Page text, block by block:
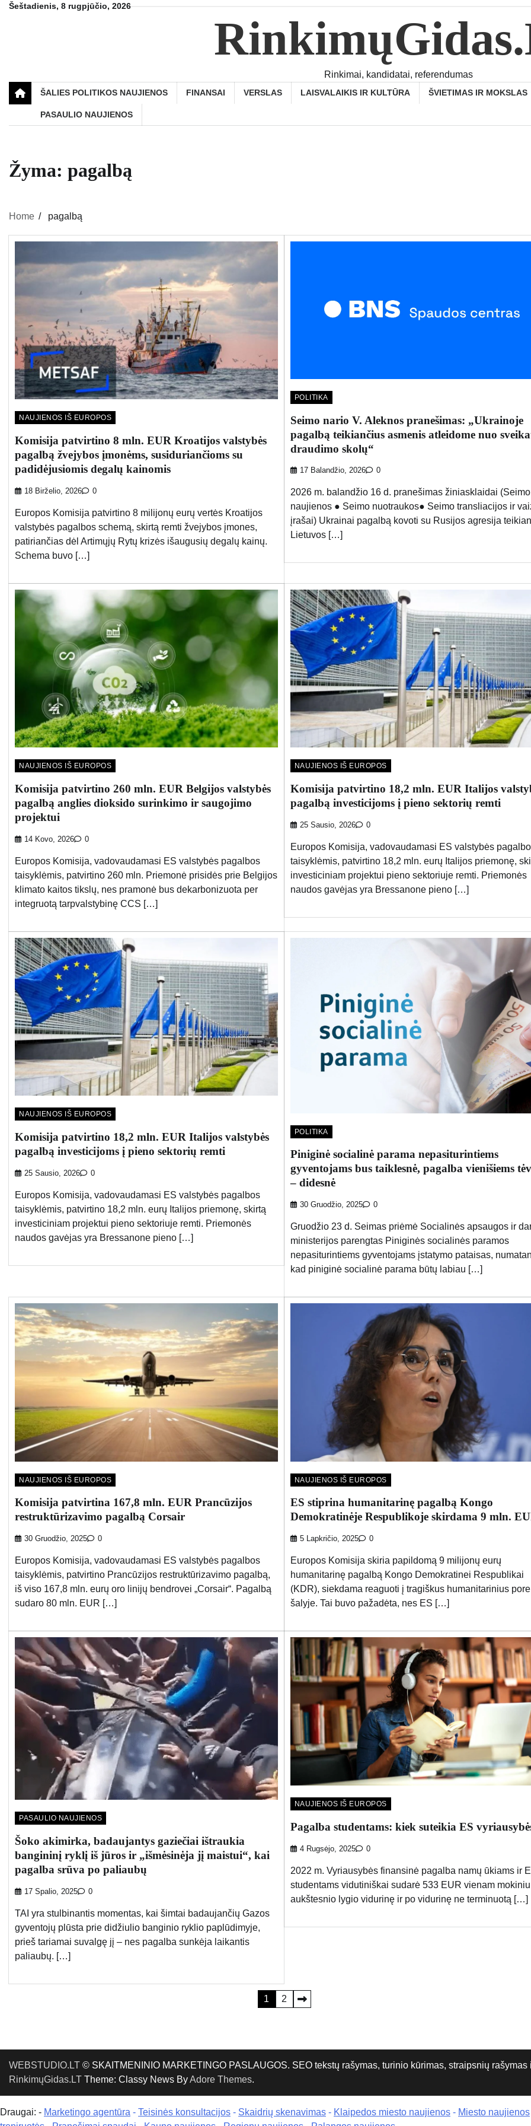
SkipŠeštadienis, 8 rugpjūčio, 2026
Rinkimai, kandidatai, referendumas
ŠALIES POLITIKOS NAUJIENOS FINANSAI VERSLAS LAISVALAIKIS IR KULTŪRA ŠVIETIMAS IR MOKSLAS
PASAULIO NAUJIENOS
Žyma: pagalbą
Home pagalbą
NAUJIENOS IŠ EUROPOS
Komisija patvirtino 8 mln. EUR Kroatijos valstybės
pagalbą žvejybos įmonėms, susiduriančioms su
padidėjusiomis degalų kainomis
18 Birželio, 2026 0
Europos Komisija patvirtino 8 milijonų eurų vertės Kroatijos
valstybės pagalbos schemą, skirtą remti žvejybos įmones,
patiriančias dėl Artimųjų Rytų krizės išaugusių degalų kainų.
Schema buvo […]
POLITIKA
Seimo nario V. Aleknos pranešimas: „Ukrainoje
pagalbą teikiančius asmenis atleidome nuo
draudimo skolų“
17 Balandžio, 2026 0
2026 m. balandžio 16 d. pranešimas žiniasklaidai (Seimo
naujienos ● Seimo nuotraukos● Seimo transliacijos ir
įrašai) Ukrainai pagalbą kovoti su Rusijos agresija
Lietuvos […]
NAUJIENOS IŠ EUROPOS
Komisija patvirtino 260 mln. EUR Belgijos valstybės
pagalbą anglies dioksido surinkimo ir saugojimo
projektui
14 Kovo, 2026 0
Europos Komisija, vadovaudamasi ES valstybės pagalbos
taisyklėmis, patvirtino 260 mln. Priemonė prisidės prie Belgijos
klimato kaitos tikslų, nes pramonė bus dekarbonizuota per
integruotą tarpvalstybinę CCS […]
NAUJIENOS IŠ EUROPOS
Komisija patvirtino 18,2 mln. EUR Italijos
pagalbą investicijoms į pieno sektorių remti
25 Sausio, 2026 0
Europos Komisija, vadovaudamasi ES valstybės
taisyklėmis, patvirtino 18,2 mln. eurų Italijos priemonę,
investiciniam projektui pieno sektoriuje remti. Priemonės
naudos gavėjas yra Bressanone pieno […]
NAUJIENOS IŠ EUROPOS
Komisija patvirtino 18,2 mln. EUR Italijos valstybės
pagalbą investicijoms į pieno sektorių remti
25 Sausio, 2026 0
Europos Komisija, vadovaudamasi ES valstybės pagalbos
taisyklėmis, patvirtino 18,2 mln. eurų Italijos priemonę, skirtą
investiciniam projektui pieno sektoriuje remti. Priemonės
naudos gavėjas yra Bressanone pieno […]
POLITIKA
Piniginė socialinė parama nepasiturintiems
gyventojams bus taiklesnė, pagalba vienišiems
– didesnė
30 Gruodžio, 2025 0
Gruodžio 23 d. Seimas priėmė Socialinės apsaugos ir
ministerijos parengtas Piniginės socialinės paramos
nepasiturintiems gyventojams įstatymo pataisas,
kad piniginė socialinė parama būtų labiau […]
NAUJIENOS IŠ EUROPOS
Komisija patvirtina 167,8 mln. EUR Prancūzijos
restruktūrizavimo pagalbą Corsair
30 Gruodžio, 2025 0
Europos Komisija, vadovaudamasi ES valstybės pagalbos
taisyklėmis, patvirtino Prancūzijos restruktūrizavimo pagalbą,
iš viso 167,8 mln. eurų oro linijų bendrovei „Corsair“. Pagalbą
sudaro 80 mln. EUR […]
NAUJIENOS IŠ EUROPOS
ES stiprina humanitarinę pagalbą Kongo
Demokratinėje Respublikoje skirdama 9 mln.
5 Lapkričio, 2025 0
Europos Komisija skiria papildomą 9 milijonų eurų
humanitarinę pagalbą Kongo Demokratinei Respublikai
(KDR), siekdama reaguoti į tragiškus humanitarinius
šalyje. Tai buvo pažadėta, nes ES […]
PASAULIO NAUJIENOS
Šoko akimirka, badaujantys gaziečiai ištraukia
bangininį ryklį iš jūros ir „išmėsinėja jį maistui“, kai
pagalba srūva po paliaubų
17 Spalio, 2025 0
TAI yra stulbinantis momentas, kai šimtai badaujančių Gazos
gyventojų plūsta prie didžiulio banginio ryklio paplūdimyje,
prieš tariamai suvalgę jį – nes pagalba sunkėja laikantis
paliaubų. […]
NAUJIENOS IŠ EUROPOS
Pagalba studentams: kiek suteikia ES
4 Rugsėjo, 2025 0
2022 m. Vyriausybės finansinė pagalba namų ūkiams ir
studentams vidutiniškai sudarė 533 EUR vienam
aukštesnio lygio vidurinę ir po vidurinę ne terminuotą […]
1 2
WEBSTUDIO.LT © SKAITMENINIO MARKETINGO PASLAUGOS. SEO tekstų rašymas, turinio kūrimas, straipsnių
RinkimųGidas.LT Theme: Classy News ByAdore Themes.
Draugai: - Marketingo agentūra - Teisinės konsultacijos - Skaidrių skenavimas - Klaipedos miesto naujienos - Miesto naujienos